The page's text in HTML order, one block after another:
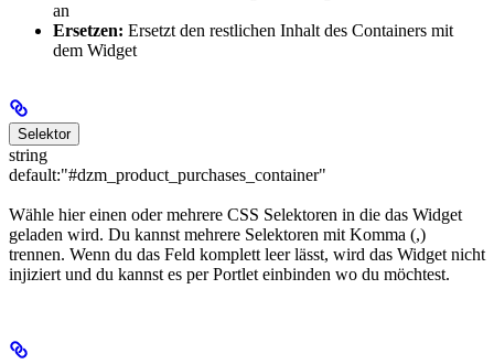
an
Ersetzen: Ersetzt den restlichen Inhalt des Containers mit
dem Widget
Selektor
string
default:"#dzm_product_purchases_container"
Wähle hier einen oder mehrere CSS Selektoren in die das Widget
geladen wird. Du kannst mehrere Selektoren mit Komma (,)
trennen. Wenn du das Feld komplett leer lässt, wird das Widget nicht
injiziert und du kannst es per Portlet einbinden wo du möchtest.